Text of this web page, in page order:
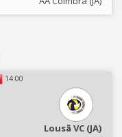
14:00
Lousã VC (JA)